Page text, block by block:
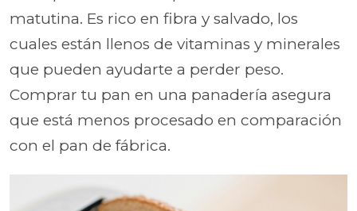
matutina. Es rico en fibra y salvado, los
cuales están llenos de vitaminas y minerales
que pueden ayudarte a perder peso.
Comprar tu pan en una panadería asegura
que está menos procesado en comparación
con el pan de fábrica.